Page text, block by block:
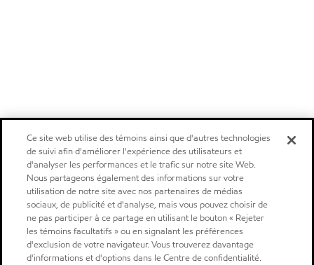
Ce site web utilise des témoins ainsi que d'autres technologies
de suivi afin d'améliorer l'expérience des utilisateurs et
d'analyser les performances et le trafic sur notre site Web.
Nous partageons également des informations sur votre
utilisation de notre site avec nos partenaires de médias
sociaux, de publicité et d'analyse, mais vous pouvez choisir de
ne pas participer à ce partage en utilisant le bouton « Rejeter
les témoins facultatifs » ou en signalant les préférences
d'exclusion de votre navigateur. Vous trouverez davantage
d'informations et d'options dans le Centre de confidentialité.